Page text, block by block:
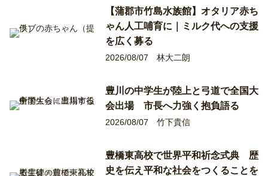
【蒲郡市竹島水族館】オタリア赤ち
ゃん人工哺育に｜ミルク代への支援
を広く募る
2026/08/07 林大二朗
豊川の中学生が陸上と弓道で全国大
会出場 市長へ力強く抱負語る
2026/08/07 竹下貴信
豊橋東高校で世界平和祈念式典 歴
史を伝え平和な社会をつくることを